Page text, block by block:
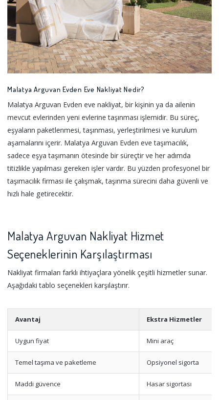
Malatya Arguvan Evden Eve Nakliyat Nedir?
Malatya Arguvan Evden eve nakliyat, bir kişinin ya da ailenin
mevcut evlerinden yeni evlerine taşınması işlemidir. Bu süreç,
eşyaların paketlenmesi, taşınması, yerleştirilmesi ve kurulum
aşamalarını içerir. Malatya Arguvan Evden eve taşımacılık,
sadece eşya taşımanın ötesinde bir süreçtir ve her adımda
titizlikle yapılması gereken işler vardır. Bu yüzden profesyonel bir
taşımacılık firması ile çalışmak, taşınma sürecini daha güvenli ve
hızlı hale getirecektir.
Malatya Arguvan Nakliyat Hizmet
Seçeneklerinin Karşılaştırması
Nakliyat firmaları farklı ihtiyaçlara yönelik çeşitli hizmetler sunar.
Aşağıdaki tablo seçenekleri karşılaştırır.
Avantaj Ekstra Hizmetler
Uygun fiyat Mini araç
Temel taşıma ve paketleme Opsiyonel sigorta
Maddi güvence Hasar sigortası